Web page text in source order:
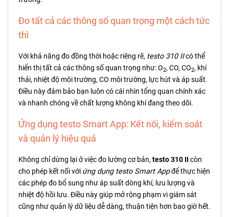
Đo tất cả các thông số quan trọng một cách tức
thì
Với khả năng đo đồng thời hoặc riêng rẽ, testo 310 IIcó thể
hiển thị tất cả các thông số quan trọng như: O2, CO, CO2, khí
thải, nhiệt độ môi trường, CO môi trường, lực hút và áp suất.
Điều này đảm bảo bạn luôn có cái nhìn tổng quan chính xác
và nhanh chóng về chất lượng không khí đang theo dõi.
Ứng dụng testo Smart App: Kết nối, kiểm soát
và quản lý hiệu quả
Không chỉ dừng lại ở việc đo lường cơ bản,testo 310 II còn
cho phép kết nối với ứng dụng testo Smart Appđể thực hiện
các phép đo bổ sung như áp suất dòng khí, lưu lượng và
nhiệt độ hồi lưu. Điều này giúp mở rộng phạm vi giám sát
cũng như quản lý dữ liệu dễ dàng, thuận tiện hơn bao giờ hết.